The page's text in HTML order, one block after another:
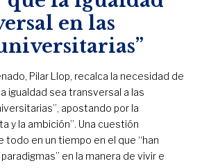
en las
Pilar Llop, recalca la necesidad de
igualdad sea transversal a las
apostando por la
y la ambición”. Una cuestión
todo en un tiempo en el que “han
en la manera de vivir e